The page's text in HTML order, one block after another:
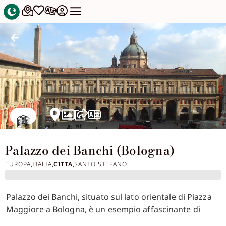
Palazzo dei Banchi (Bologna)
EUROPA,ITALIA,CITTA,SANTO STEFANO
Palazzo dei Banchi, situato sul lato orientale di Piazza
Maggiore a Bologna, è un esempio affascinante di